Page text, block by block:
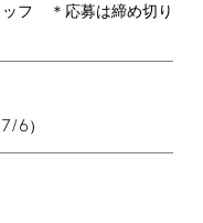
ッフ ＊応募は締め切り
7/6）